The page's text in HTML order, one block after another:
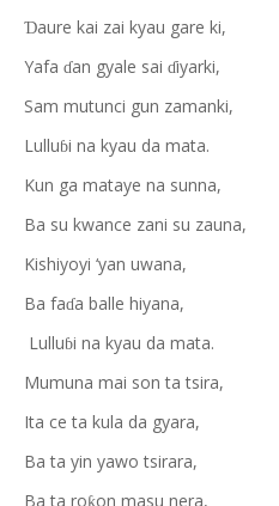
Ɗaure kai zai kyau gare ki,
Yafa ɗan gyale sai ɗiyarki,
Sam mutunci gun zamanki,
Lulluɓi na kyau da mata.
Kun ga mataye na sunna,
Ba su kwance zani su zauna,
Kishiyoyi ‘yan uwana,
Ba faɗa balle hiyana,
Lulluɓi na kyau da mata.
Mumuna mai son ta tsira,
Ita ce ta kula da gyara,
Ba ta yin yawo tsirara,
Ba ta roƙon masu nera,